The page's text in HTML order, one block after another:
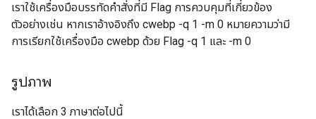
เราใช้เครื่องมือบรรทัดคำสั่งที่มี Flag การควบคุมที่เกี่ยวข้อง
ตัวอย่างเช่น หากเราอ้างอิงถึง cwebp -q 1 -m 0 หมายความว่ามี
การเรียกใช้เครื่องมือ cwebp ด้วย Flag -q 1 และ -m 0
รูปภาพ
เราได้เลือก 3 ภาษาต่อไปนี้